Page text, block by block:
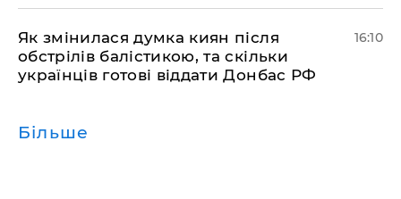
Як змінилася думка киян після
обстрілів балістикою, та скільки
українців готові віддати Донбас РФ
16:10
Більше